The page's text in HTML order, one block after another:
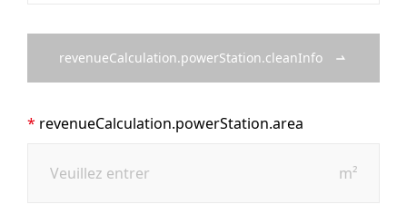
revenueCalculation.powerStation.cleanInfo
revenueCalculation.powerStation.area
m²